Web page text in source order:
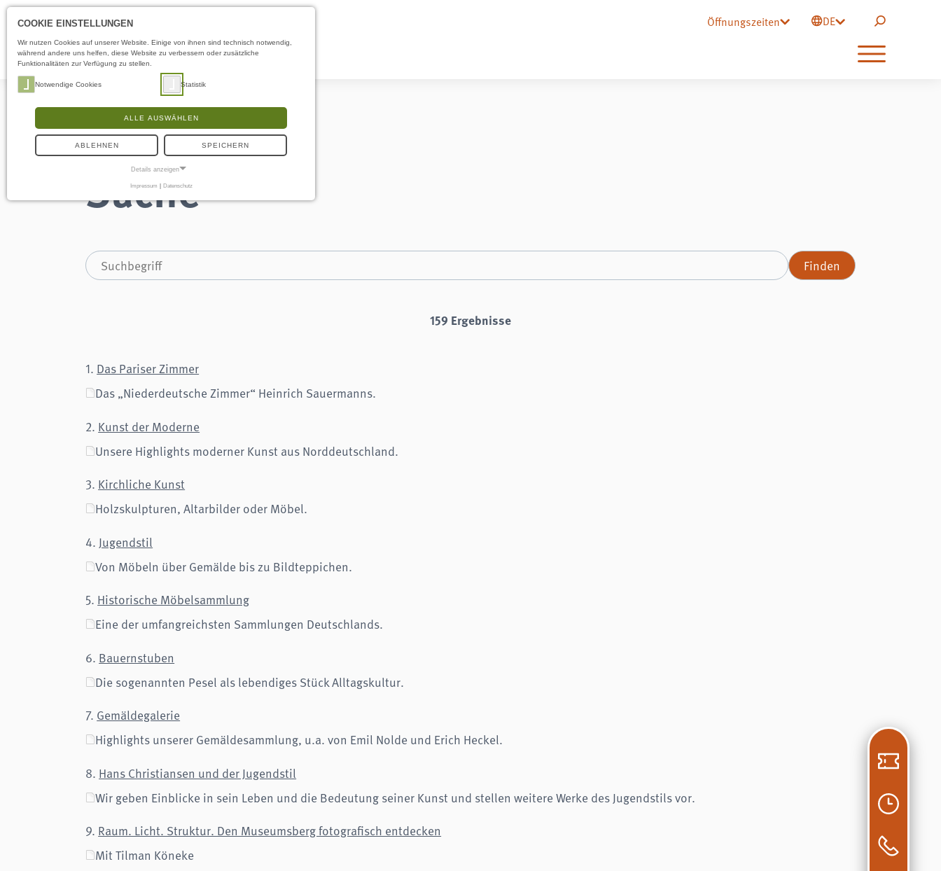
Öffnungszeiten DE
Suche
159 Ergebnisse
1. Das Pariser Zimmer
Das „Niederdeutsche Zimmer“ Heinrich Sauermanns.
2. Kunst der Moderne
Unsere Highlights moderner Kunst aus Norddeutschland.
3. Kirchliche Kunst
Holzskulpturen, Altarbilder oder Möbel.
4. Jugendstil
Von Möbeln über Gemälde bis zu Bildteppichen.
5. Historische Möbelsammlung
Eine der umfangreichsten Sammlungen Deutschlands.
6. Bauernstuben
Die sogenannten Pesel als lebendiges Stück Alltagskultur.
7. Gemäldegalerie
Highlights unserer Gemäldesammlung, u.a. von Emil Nolde und Erich Heckel.
8. Hans Christiansen und der Jugendstil
Wir geben Einblicke in sein Leben und die Bedeutung seiner Kunst und stellen weitere Werke des Jugendstils vor.
9. Raum. Licht. Struktur. Den Museumsberg fotografisch entdecken
Mit Tilman Köneke
COOKIE EINSTELLUNGEN
Wir nutzen Cookies auf unserer Website. Einige von ihnen sind technisch notwendig,
während andere uns helfen, diese Website zu verbessern oder zusätzliche
Funktionalitäten zur Verfügung zu stellen.
Notwendige Cookies Statistik
ALLE AUSWÄHLEN
ABLEHNEN SPEICHERN
Details anzeigen
Notwendige Cookies ermöglichen grundlegende Funktionen und sind für die
fe_typo3_user
Einverständnis-Cookie
cookie_consent
Optionen des Benutzers
1 Jahr
zu verstehen, wie unsere Besucher unsere Website nutzen.
Impressum | Datenschutz